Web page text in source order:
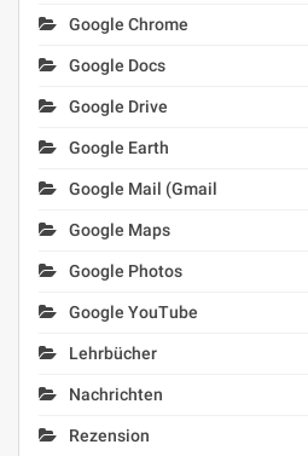
Google Chrome
Google Docs
Google Drive
Google Earth
Google Mail (Gmail
Google Maps
Google Photos
Google YouTube
Lehrbücher
Nachrichten
Rezension